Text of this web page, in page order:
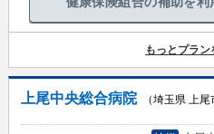
もっとプラン
上尾中央総合病院
（埼玉県 上尾